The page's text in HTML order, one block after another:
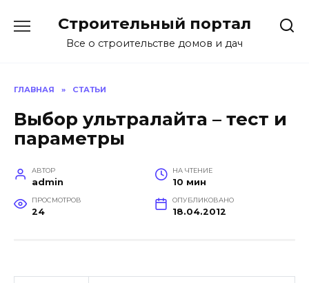
содержанию
Строительный портал
Все о строительстве домов и дач
ГЛАВНАЯ » СТАТЬИ
Выбор ультралайта – тест и
параметры
АВТОР
admin
НА ЧТЕНИЕ
10 мин
ПРОСМОТРОВ
24
ОПУБЛИКОВАНО
18.04.2012